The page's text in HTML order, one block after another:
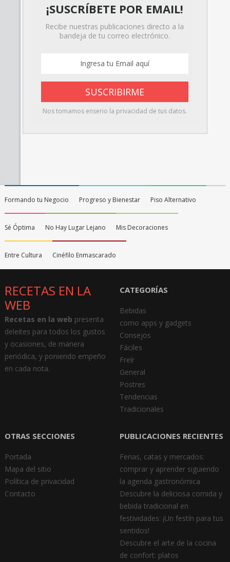
¡SUSCRÍBETE POR EMAIL!
Recibe nuestras publicaciones directo a la
bandeja de tu correo electrónico.
Nos tomamos enserio la privacidad de tus datos.
Formando tu Negocio Progreso y Bienestar Piso Alternativo
Sé Óptima No Hay Lugar Lejano Mis Decoraciones
Entre Cultura Cinéfilo Enmascarado
RECETAS EN LA
WEB
Recetas en la web presenta
deleites para todos los gustos
y ocasiones, de manera
periódica, y poniendo empeño
en cada nota.
CATEGORÍAS
Bebidas
como apps y gadgets
Consejos
Fáciles
Freír
General
Postres
Tendencias
Tradicionales
OTRAS SECCIONES
Portada
Mapa del sitio
Política de privacidad
Contacto
PUBLICACIONES RECIENTES
Ferias, catas y mercados:
comprar y aprender siguiendo
la agenda gastronómica
Descubre la deliciosa comida y
bebida tradicional en
festividades: ¡Un festín para tus
sentidos!
Descubre el arte de la cocina
de confort: platos